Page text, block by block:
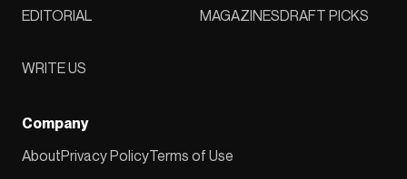
EDITORIAL
MAGAZINESDRAFT PICKS
WRITE US
Company
AboutPrivacy PolicyTerms of Use